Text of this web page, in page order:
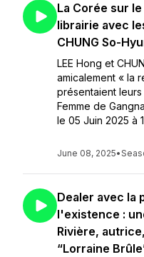
La Corée sur
librairie avec
CHUNG So-
LEE Hong et
amicalement « la
présentaient
Femme de
le 05 Juin 2025 à
June 08, 2025•
Dealer avec la
l'existence :
Rivière,
“Lorraine